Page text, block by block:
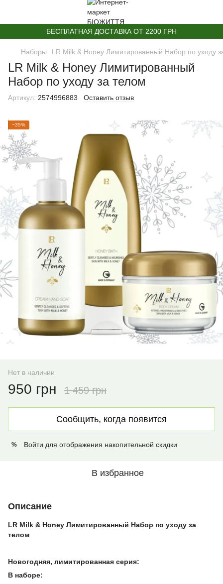
БЕСПЛАТНАЯ ДОСТАВКА ОТ 2200 ГРН
Наборы LR Milk & Honey Лимитированный Набор по уходу
LR Milk & Honey Лимитированный
Набор по уходу за телом
Артикул: 2574996883 Оставить отзыв
−35%
Нет в наличии
950 грн 1 459 грн
Сообщить, когда появится
% Войти для отображения накопительной скидки
В избранное
Описание
LR Milk & Honey Лимитированный Набор по уходу за
телом
Новогодняя, ​​лимитированная серия:
В наборе: